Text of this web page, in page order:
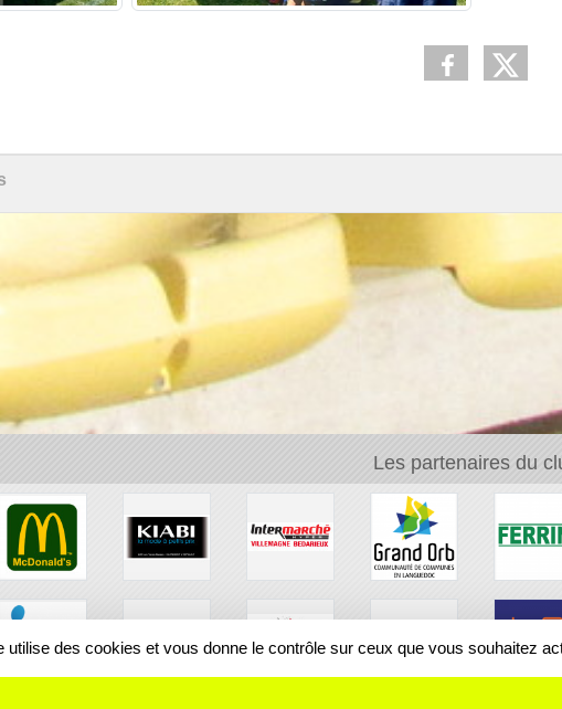
Les partenaires du
utilise des cookies et vous donne le contrôle sur ceux que vous souhaitez